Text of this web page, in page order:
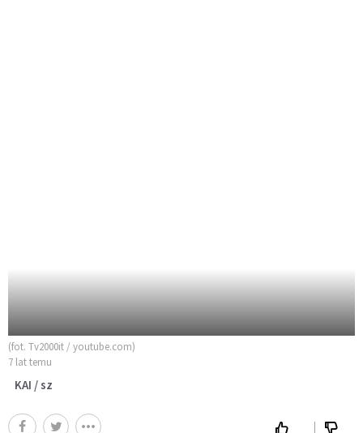
(fot. Tv2000it / youtube.com)
7 lat temu
KAI / sz